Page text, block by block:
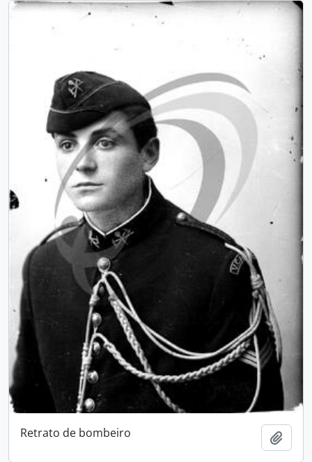
Retrato de bombeiro